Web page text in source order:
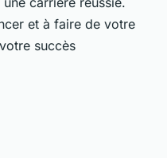
et à faire de votre
succès